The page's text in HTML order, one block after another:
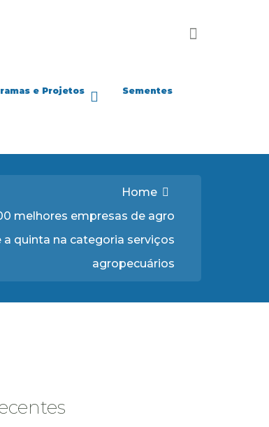
e Projetos Sementes
Home
melhores empresas de agro
a quinta na categoria serviços
agropecuários